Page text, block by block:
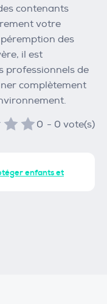
contenants
votre
des
il est
professionnels de
complètement
0 - 0 vote(s)
enfants et